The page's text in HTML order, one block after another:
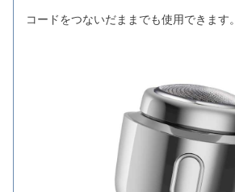
コードをつないだままでも使用できます。